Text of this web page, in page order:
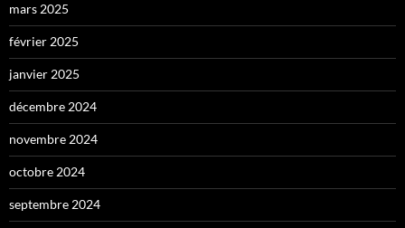
mars 2025
février 2025
janvier 2025
décembre 2024
novembre 2024
octobre 2024
septembre 2024